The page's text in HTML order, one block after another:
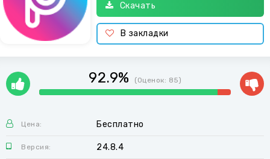
Скачать
В закладки
92.9% (Оценок: 85)
Цена: Бесплатно
Версия: 24.8.4